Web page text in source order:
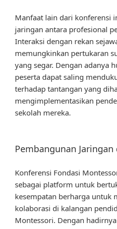
Manfaat lain dari konferensi
jaringan antara profesional
Interaksi dengan rekan
memungkinkan pertukaran
yang segar. Dengan adanya
peserta dapat saling
terhadap tantangan yang
mengimplementasikan
sekolah mereka.
Pembangunan
Konferensi Fondasi
sebagai platform untuk
kesempatan berharga untuk
kolaborasi di kalangan
Montessori. Dengan